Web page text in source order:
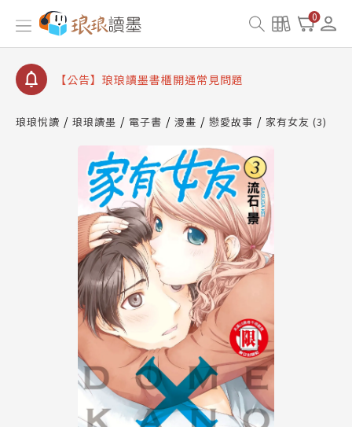
0
【公告】琅琅讀墨數位閱讀資產合併與書櫃開通申請
【公告】琅琅讀墨書櫃開通常見問題
【公告】琅琅讀墨 3 分鐘完成書櫃開通與資產合併申
請圖文教學
查詢
琅琅悅讀 琅琅讀墨 電子書 漫畫 戀愛故事 家有女友 (3)